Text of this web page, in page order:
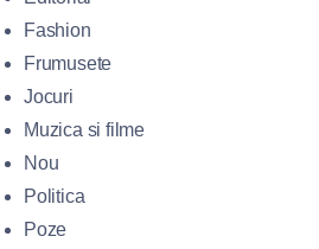
Fashion
Frumusete
Jocuri
Muzica si filme
Nou
Politica
Poze